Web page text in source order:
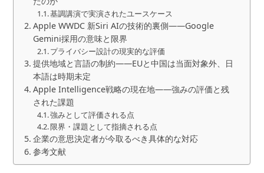
基調講演で実演されたユースケース
Apple WWDC 新Siri AIの技術的裏側——Google
Gemini採用の意味と限界
プライバシー設計の現実的な評価
提供地域と言語の制約——EUと中国は当面対象外、日
本語は時期未定
Apple Intelligence戦略の現在地——強みの評価と残
された課題
強みとして評価される点
限界・課題として指摘される点
企業の意思決定者が今取るべき具体的な対応
参考文献